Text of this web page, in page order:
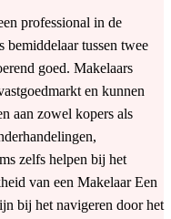
professional in de
bemiddelaar tussen twee
goed. Makelaars
en kunnen
aan zowel kopers als
zelfs helpen bij het
van een Makelaar Een
bij het navigeren door het